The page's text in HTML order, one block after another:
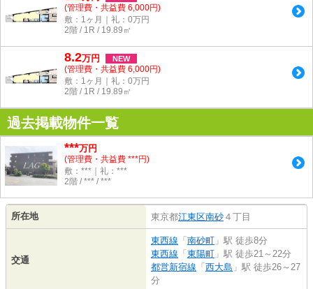
(管理費・共益費 6,000円)
敷：1ヶ月｜礼：0万円
2階 / 1R / 19.89㎡
8.2万円 NEW
(管理費・共益費 6,000円)
敷：1ヶ月｜礼：0万円
2階 / 1R / 19.89㎡
過去掲載物件一覧
***万円
(管理費・共益費 ***円)
敷：***｜礼：***
2階 / *** / ***
所在地 東京都江東区南砂 ４丁目
交通
東西線 「 南砂町 」駅 徒歩8分
東西線 「 東陽町 」駅 徒歩21～22分
都営新宿線 「 西大島 」駅 徒歩26～27
分